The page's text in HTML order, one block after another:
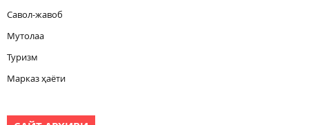
Савол-жавоб
Мутолаа
Туризм
Марказ ҳаёти